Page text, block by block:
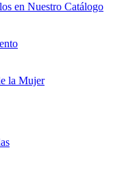
en Nuestro Catálogo
la Mujer